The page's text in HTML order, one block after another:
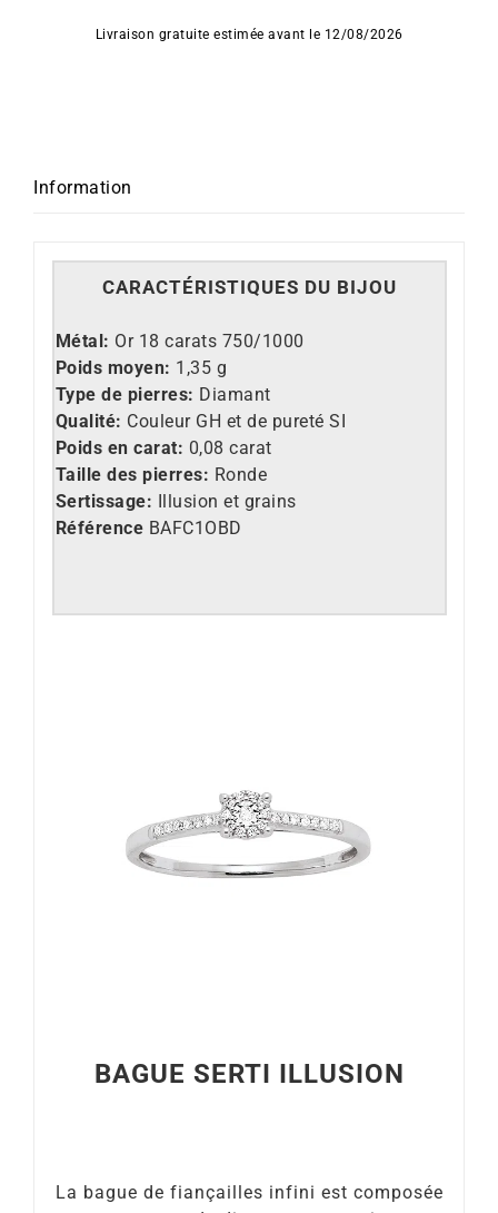
Infini
Livraison gratuite estimée avant le 12/08/2026
Information
CARACTÉRISTIQUES DU BIJOU
Métal: Or 18 carats 750/1000
Poids moyen: 1,35 g
Type de pierres: Diamant
Qualité: Couleur GH et de pureté SI
Poids en carat: 0,08 carat
Taille des pierres: Ronde
Sertissage: Illusion et grains
Référence BAFC1OBD
BAGUE SERTI ILLUSION
La bague de fiançailles infini est composée